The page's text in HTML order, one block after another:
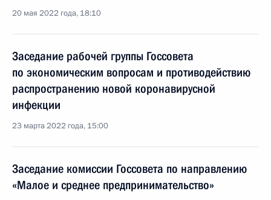
20 мая 2022 года, 18:10
Заседание рабочей группы Госсовета
по экономическим вопросам и противодействию
распространению новой коронавирусной
инфекции
23 марта 2022 года, 15:00
Заседание комиссии Госсовета по направлению
«Малое и среднее предпринимательство»